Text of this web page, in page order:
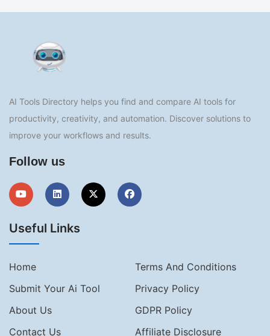
AI Tools Directory helps you find and compare AI tools for
productivity, creativity, and automation. Discover solutions to
improve your workflows and results.
Follow us
Useful Links
Home
Terms And Conditions
Submit Your Ai Tool
Privacy Policy
About Us
GDPR Policy
Contact Us
Affiliate Disclosure